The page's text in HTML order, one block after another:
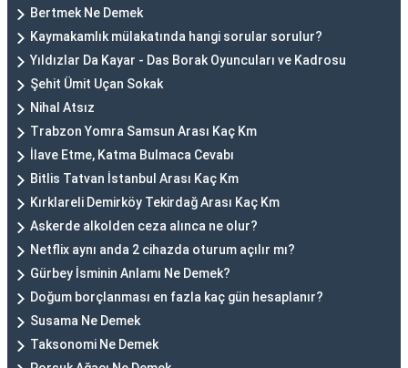
Bertmek Ne Demek
Kaymakamlık mülakatında hangi sorular sorulur?
Yıldızlar Da Kayar - Das Borak Oyuncuları ve Kadrosu
Şehit Ümit Uçan Sokak
Nihal Atsız
Trabzon Yomra Samsun Arası Kaç Km
İlave Etme, Katma Bulmaca Cevabı
Bitlis Tatvan İstanbul Arası Kaç Km
Kırklareli Demirköy Tekirdağ Arası Kaç Km
Askerde alkolden ceza alınca ne olur?
Netflix aynı anda 2 cihazda oturum açılır mı?
Gürbey İsminin Anlamı Ne Demek?
Doğum borçlanması en fazla kaç gün hesaplanır?
Susama Ne Demek
Taksonomi Ne Demek